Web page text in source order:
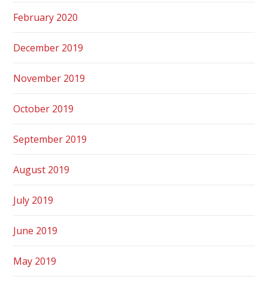
February 2020
December 2019
November 2019
October 2019
September 2019
August 2019
July 2019
June 2019
May 2019